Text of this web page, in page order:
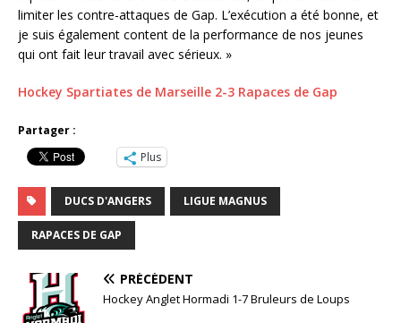
limiter les contre-attaques de Gap. L’exécution a été bonne, et
je suis également content de la performance de nos jeunes
qui ont fait leur travail avec sérieux. »
Hockey Spartiates de Marseille 2-3 Rapaces de Gap
Partager :
Plus
DUCS D'ANGERS LIGUE MAGNUS
RAPACES DE GAP
PRÉCÉDENT
Hockey Anglet Hormadi 1-7 Bruleurs de Loups